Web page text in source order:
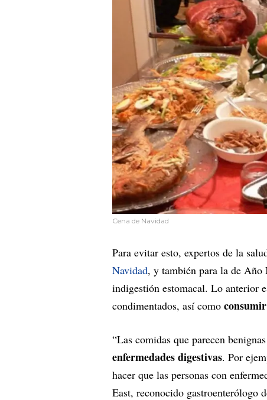
Cena de Navidad
Para evitar esto, expertos de la
Navidad, y también para la de Año
indigestión estomacal. Lo anterior
condimentados, así como
“Las comidas que parecen benignas
enfermedades digestivas. Por
hacer que las personas con
East, reconocido gastroenterólogo